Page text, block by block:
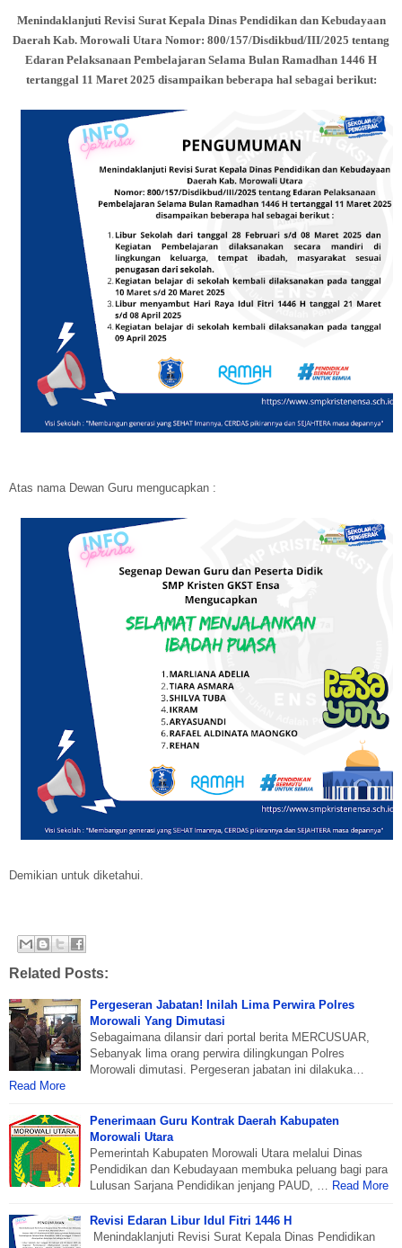
Menindaklanjuti Revisi Surat Kepala Dinas Pendidikan dan Kebudayaan
Daerah Kab. Morowali Utara Nomor: 800/157/Disdikbud/III/2025 tentang
Edaran Pelaksanaan Pembelajaran Selama Bulan Ramadhan 1446 H
tertanggal 11 Maret 2025 disampaikan beberapa hal sebagai berikut:
Atas nama Dewan Guru mengucapkan :
Demikian untuk diketahui.
Related Posts:
Pergeseran Jabatan! Inilah Lima Perwira Polres
Morowali Yang Dimutasi
Sebagaimana dilansir dari portal berita MERCUSUAR,
Sebanyak lima orang perwira dilingkungan Polres
Morowali dimutasi. Pergeseran jabatan ini dilakuka…
Read More
Penerimaan Guru Kontrak Daerah Kabupaten
Morowali Utara
Pemerintah Kabupaten Morowali Utara melalui Dinas
Pendidikan dan Kebudayaan membuka peluang bagi para
Lulusan Sarjana Pendidikan jenjang PAUD, …
Read More
Revisi Edaran Libur Idul Fitri 1446 H
Menindaklanjuti Revisi Surat Kepala Dinas Pendidikan